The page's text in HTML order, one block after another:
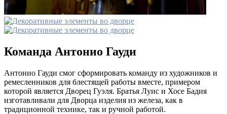
Команда Антонио Гауди
Антонио Гауди смог сформировать команду из художников и
ремесленников для блестящей работы вместе, примером
которой является Дворец Гуэля. Братья Луис и Хосе Бадия
изготавливали для Дворца изделия из железа, как в
традиционной технике, так и ручной работой.